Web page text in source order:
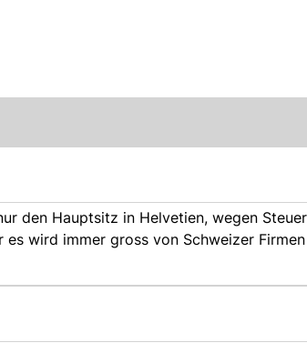
den Hauptsitz in Helvetien, wegen
wird immer gross von Schweizer